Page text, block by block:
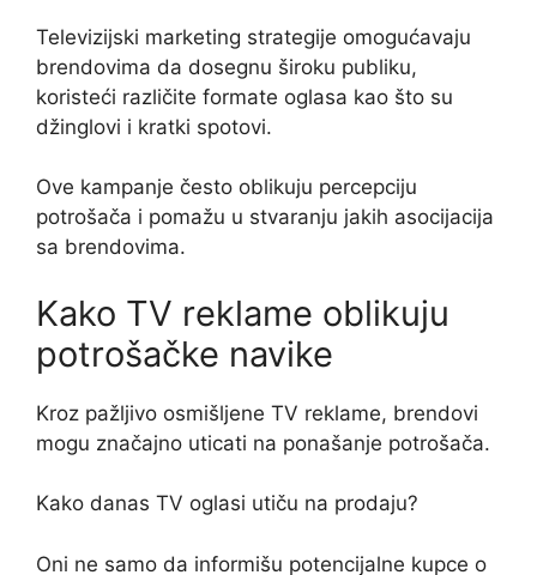
Televizijski marketing strategije omogućavaju
brendovima da dosegnu široku publiku,
koristeći različite formate oglasa kao što su
džinglovi i kratki spotovi.
Ove kampanje često oblikuju percepciju
potrošača i pomažu u stvaranju jakih asocijacija
sa brendovima.
Kako TV reklame oblikuju
potrošačke navike
Kroz pažljivo osmišljene TV reklame, brendovi
mogu značajno uticati na ponašanje potrošača.
Kako danas TV oglasi utiču na prodaju?
Oni ne samo da informišu potencijalne kupce o